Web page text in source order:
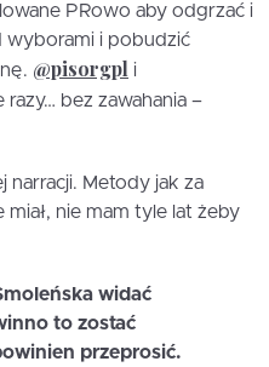
PRowo aby odgrzać i
wyborami i pobudzić
@pisorgpl i
razy… bez zawahania –
narracji. Metody jak za
nie mam tyle lat żeby
widać
to zostać
przeprosić.